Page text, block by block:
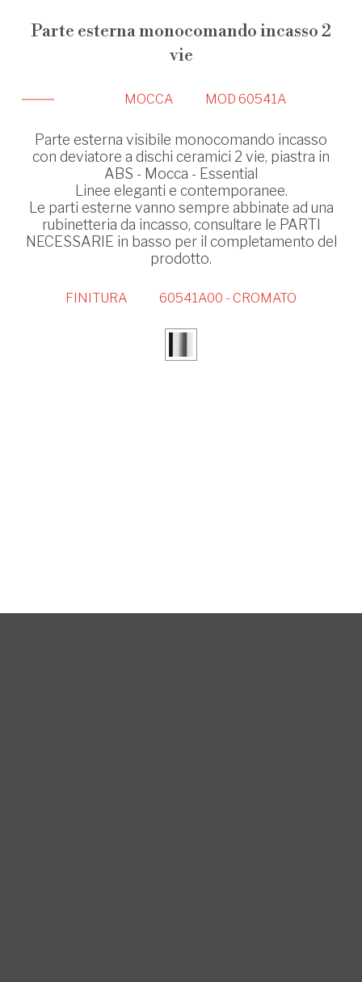
Parte esterna monocomando incasso 2
vie
MOCCA MOD 60541A
Parte esterna visibile monocomando incasso
con deviatore a dischi ceramici 2 vie, piastra in
ABS - Mocca - Essential
Linee eleganti e contemporanee.
Le parti esterne vanno sempre abbinate ad una
rubinetteria da incasso, consultare le PARTI
NECESSARIE in basso per il completamento del
prodotto.
FINITURA 60541A00 - CROMATO